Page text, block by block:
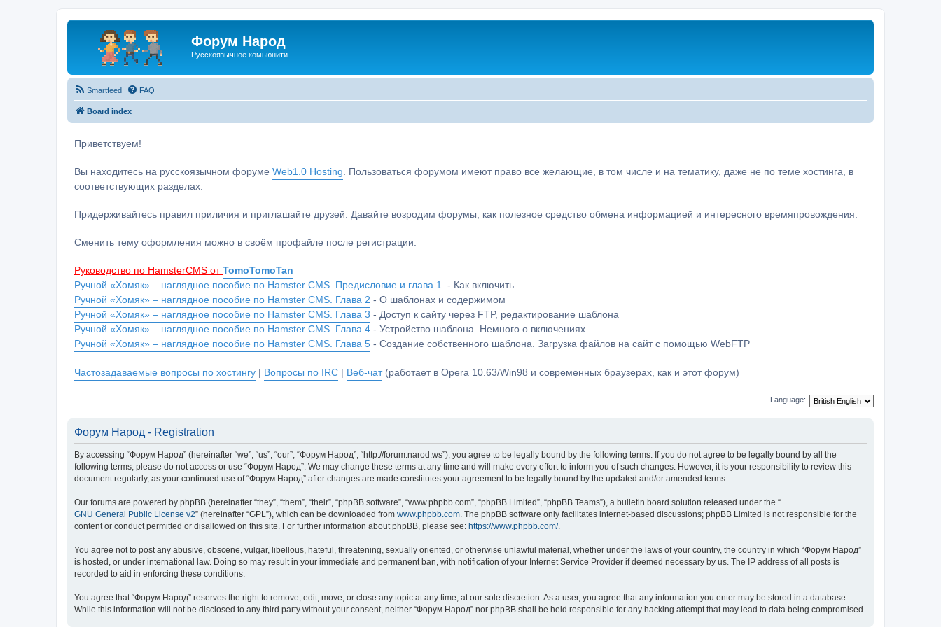
Форум Народ
Русскоязычное комьюнити
Smartfeed FAQ
Board index
Приветствуем!
Вы находитесь на русскоязычном форуме Web1.0 Hosting . Пользоваться форумом имеют право все желающие, в том числе и на тематику, даже не по теме хостинга, в
соответствующих разделах.
Придерживайтесь правил приличия и приглашайте друзей. Давайте возродим форумы, как полезное средство обмена информацией и интересного времяпровождения.
Сменить тему оформления можно в своём профайле после регистрации.
Руководство по HamsterCMS от TomoTomoTan
Ручной «Хомяк» – наглядное пособие по Hamster CMS. Предисловие и глава 1.
- Как включить
Ручной «Хомяк» – наглядное пособие по Hamster CMS. Глава 2 - О шаблонах и содержимом
Ручной «Хомяк» – наглядное пособие по Hamster CMS. Глава 3 - Доступ к сайту через FTP, редактирование шаблона
Ручной «Хомяк» – наглядное пособие по Hamster CMS. Глава 4 - Устройство шаблона. Немного о включениях.
Ручной «Хомяк» – наглядное пособие по Hamster CMS. Глава 5 - Создание собственного шаблона. Загрузка файлов на сайт с помощью WebFTP
Частозадаваемые вопросы по хостингу | Вопросы по IRC | Веб-чат(работает в Opera 10.63/Win98 и современных браузерах, как и этот форум)
Language:
Форум Народ - Registration
By accessing “Форум Народ” (hereinafter “we”, “us”, “our”, “Форум Народ”, “http://forum.narod.ws”), you agree to be legally bound by the following terms. If you do not agree to be legally bound by all the
following terms, please do not access or use “Форум Народ”. We may change these terms at any time and will make every effort to inform you of such changes. However, it is your responsibility to review this
document regularly, as your continued use of “Форум Народ” after changes are made constitutes your agreement to be legally bound by the updated and/or amended terms.
Our forums are powered by phpBB (hereinafter “they”, “them”, “their”, “phpBB software”, “www.phpbb.com”, “phpBB Limited”, “phpBB Teams”), a bulletin board solution released under the “
GNU General Public License v2” (hereinafter “GPL”), which can be downloaded from www.phpbb.com. The phpBB software only facilitates internet-based discussions; phpBB Limited is not responsible for the
content or conduct permitted or disallowed on this site. For further information about phpBB, please see: https://www.phpbb.com/.
You agree not to post any abusive, obscene, vulgar, libellous, hateful, threatening, sexually oriented, or otherwise unlawful material, whether under the laws of your country, the country in which “Форум Народ”
is hosted, or under international law. Doing so may result in your immediate and permanent ban, with notification of your Internet Service Provider if deemed necessary by us. The IP address of all posts is
recorded to aid in enforcing these conditions.
You agree that “Форум Народ” reserves the right to remove, edit, move, or close any topic at any time, at our sole discretion. As a user, you agree that any information you enter may be stored in a database.
While this information will not be disclosed to any third party without your consent, neither “Форум Народ” nor phpBB shall be held responsible for any hacking attempt that may lead to data being compromised.